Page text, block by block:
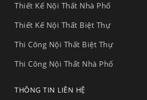
Thiết Kế Nội Thất Nhà Phố
Thiết Kế Nội Thất Biệt Thự
Thi Công Nội Thất Biệt Thự
Thi Công Nội Thất Nhà Phố
THÔNG TIN LIÊN HỆ